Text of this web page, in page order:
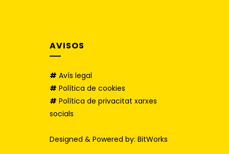
AVISOS
# Avís legal
# Política de cookies
# Política de privacitat xarxes
socials
Designed & Powered by: BitWorks